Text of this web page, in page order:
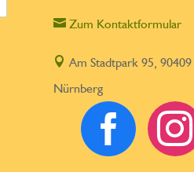
 Zum Kontaktformular
 Am Stadtpark 95, 90409
Nürnberg
 